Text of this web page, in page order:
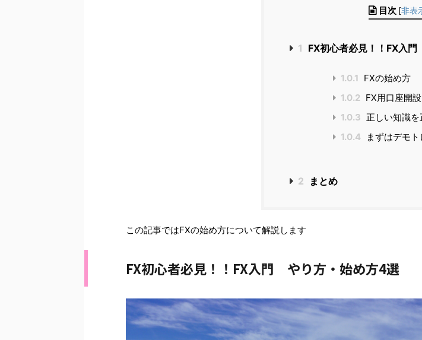
目次 [非表
1 FX初心者必見！！FX入
1.0.1 FXの始め方
1.0.2 FX用口座開
1.0.3 正しい知識
1.0.4
まずはデモト
2 まとめ
この記事ではFXの始め方について解説します
FX初心者必見！！FX入門 やり方・始め方4選